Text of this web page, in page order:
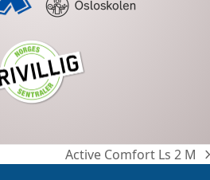
next
Active Comfort Ls 2 M